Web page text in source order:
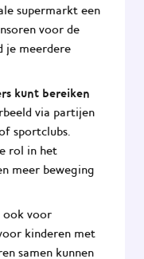
supermarkt een
voor de
je meerdere
kunt bereiken
via partijen
sportclubs.
rol in het
meer beweging
ook voor
kinderen met
samen kunnen